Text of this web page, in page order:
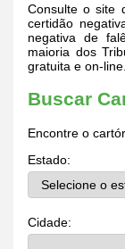
Consulte o site
certidão
negativa de
maioria dos
gratuita e on-line.
Buscar
Encontre o
Estado:
Cidade: